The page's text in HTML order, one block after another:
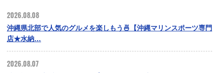
2026.08.08
沖縄県北部で人気のグルメを楽しもう🍜【沖縄マリンスポーツ専門
店★水納…
2026.08.07